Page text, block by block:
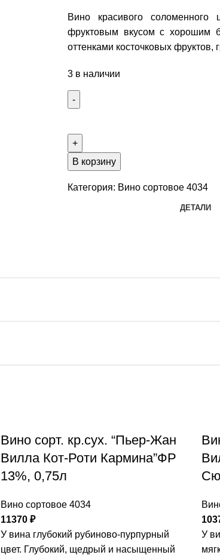
Вино красивого соломенного
фруктовым вкусом с хорошим
оттенками косточковых фруктов,
3 в наличии
В корзину
Категория: Вино сортовое 4034
ДЕТАЛИ
Вино сорт. кр.сух. “Пьер-Жан
Вилла Кот-Роти Кармина”ФР
13%, 0,75л
Вино сортовое 4034
11370 ₽
У вина глубокий рубиново-пурпурный
цвет. Глубокий, щедрый и насыщенный
У